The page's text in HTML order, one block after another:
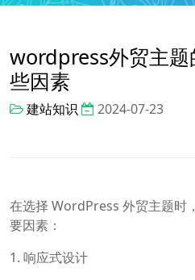
wordpress外贸主题
些因素
建站知识 2024-07-23
在选择 WordPress 外贸主题时
要因素：
1. 响应式设计